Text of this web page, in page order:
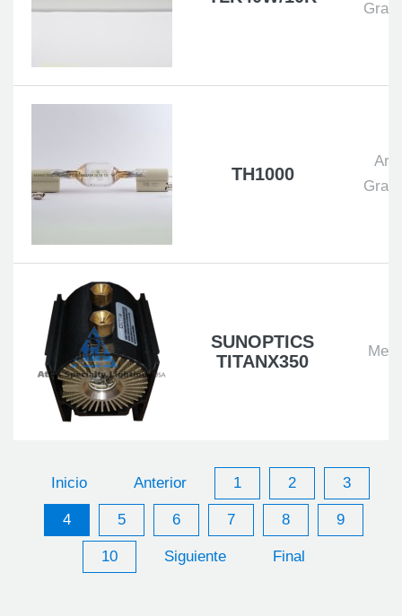
TH1000
SUNOPTICS
TITANX350
Inicio Anterior 1 2 3
4 5 6 7 8 9
10 Siguiente Final